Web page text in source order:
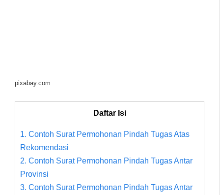
pixabay.com
Daftar Isi
1. Contoh Surat Permohonan Pindah Tugas Atas
Rekomendasi
2. Contoh Surat Permohonan Pindah Tugas Antar
Provinsi
3. Contoh Surat Permohonan Pindah Tugas Antar